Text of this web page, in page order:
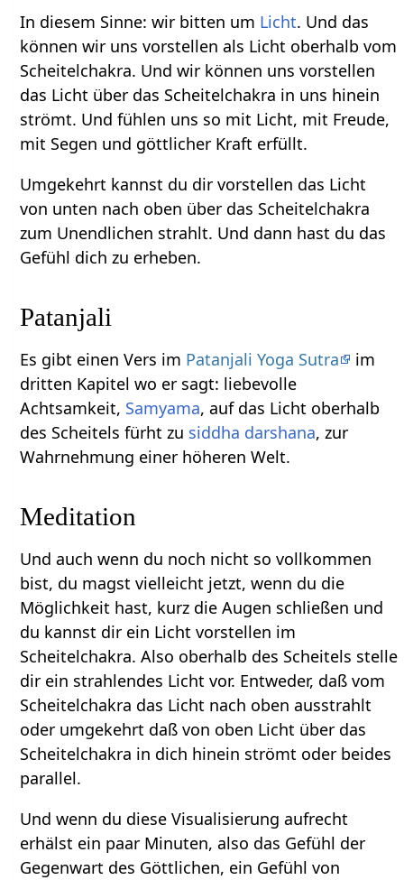
In diesem Sinne: wir bitten um Licht. Und das
können wir uns vorstellen als Licht oberhalb vom
Scheitelchakra. Und wir können uns vorstellen
das Licht über das Scheitelchakra in uns hinein
strömt. Und fühlen uns so mit Licht, mit Freude,
mit Segen und göttlicher Kraft erfüllt.
Umgekehrt kannst du dir vorstellen das Licht
von unten nach oben über das Scheitelchakra
zum Unendlichen strahlt. Und dann hast du das
Gefühl dich zu erheben.
Patanjali
Es gibt einen Vers im Patanjali Yoga Sutra
im
dritten Kapitel wo er sagt: liebevolle
Achtsamkeit, Samyama, auf das Licht oberhalb
des Scheitels fürht zu siddha darshana, zur
Wahrnehmung einer höheren Welt.
Meditation
Und auch wenn du noch nicht so vollkommen
bist, du magst vielleicht jetzt, wenn du die
Möglichkeit hast, kurz die Augen schließen und
du kannst dir ein Licht vorstellen im
Scheitelchakra. Also oberhalb des Scheitels stelle
dir ein strahlendes Licht vor. Entweder, daß vom
Scheitelchakra das Licht nach oben ausstrahlt
oder umgekehrt daß von oben Licht über das
Scheitelchakra in dich hinein strömt oder beides
parallel.
Und wenn du diese Visualisierung aufrecht
erhälst ein paar Minuten, also das Gefühl der
Gegenwart des Göttlichen, ein Gefühl von